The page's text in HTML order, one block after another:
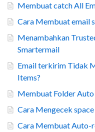
Membuat catch All
Cara Membuat email
Menambahkan
Smartermail
Email terkirim Tidak
Items?
Membuat Folder
Cara Mengecek
Cara Membuat Auto-